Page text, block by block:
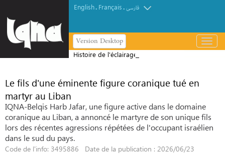
English. Français.فارسی
Version Desktop
باز
و
Histoire de l'éclairage de la Mosquée
Le fils d'une éminente figure coranique tué en
martyr au Liban
IQNA-Belqis Harb Jafar, une figure active dans le domaine
coranique au Liban, a annoncé le martyre de son unique fils
lors des récentes agressions répétées de l'occupant israélien
dans le sud du pays.
Code de l'info: 3495886 Date de la publication : 2026/06/23